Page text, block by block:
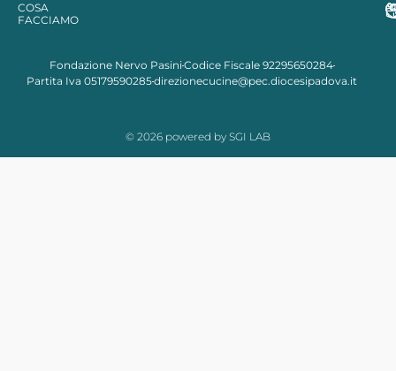
COSA
FACCIAMO
Fondazione Nervo PasiniCodice Fiscale 92295650284
Partita Iva 05179590285direzionecucine@pec.diocesipadova.it
© 2026 powered by SGI LAB